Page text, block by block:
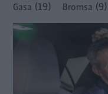
Gasa (19) Bromsa (9)